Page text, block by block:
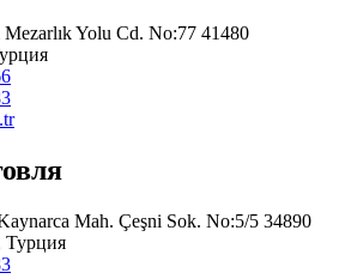
Yolu Cd. No:77 41480
Mah. Çeşni Sok. No:5/5 34890
Турция